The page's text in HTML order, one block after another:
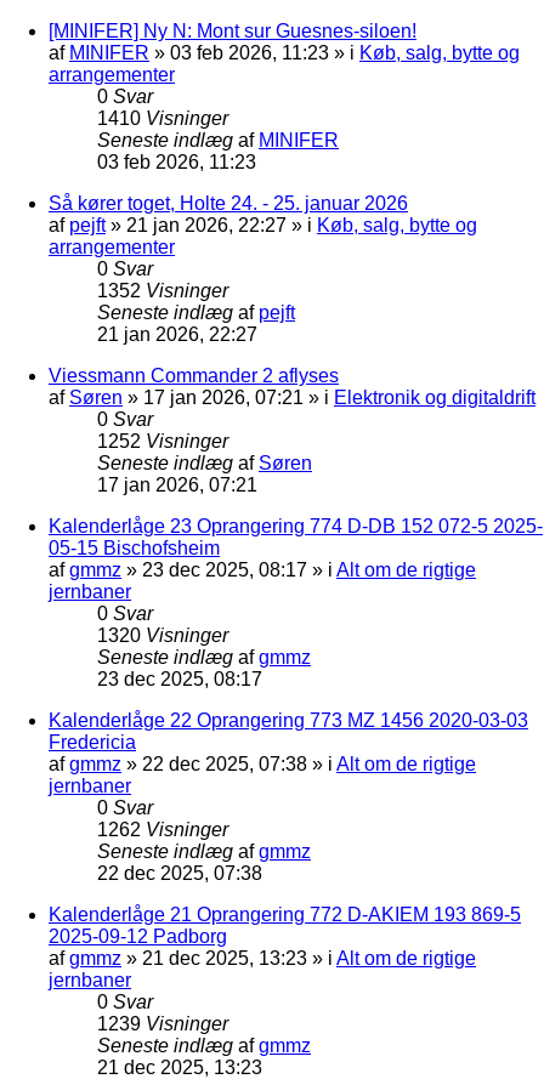
[MINIFER] Ny N: Mont sur Guesnes-siloen!
af MINIFER » 03 feb 2026, 11:23 » i Køb, salg, bytte og
arrangementer
0 Svar
1410 Visninger
Seneste indlæg af MINIFER
03 feb 2026, 11:23
Så kører toget, Holte 24. - 25. januar 2026
af pejft» 21 jan 2026, 22:27 » i Køb, salg, bytte og
arrangementer
0 Svar
1352 Visninger
Seneste indlæg af pejft
21 jan 2026, 22:27
Viessmann Commander 2 aflyses
af Søren » 17 jan 2026, 07:21 » i Elektronik og digitaldrift
0 Svar
1252 Visninger
Seneste indlæg af Søren
17 jan 2026, 07:21
Kalenderlåge 23 Oprangering 774 D-DB 152 072-5 2025-
05-15 Bischofsheim
afgmmz » 23 dec 2025, 08:17 » i Alt om de rigtige
jernbaner
0 Svar
1320 Visninger
Seneste indlæg afgmmz
23 dec 2025, 08:17
Kalenderlåge 22 Oprangering 773 MZ 1456 2020-03-03
Fredericia
afgmmz » 22 dec 2025, 07:38 » i Alt om de rigtige
jernbaner
0 Svar
1262 Visninger
Seneste indlæg afgmmz
22 dec 2025, 07:38
Kalenderlåge 21 Oprangering 772 D-AKIEM 193 869-5
2025-09-12 Padborg
afgmmz » 21 dec 2025, 13:23 » i Alt om de rigtige
jernbaner
0 Svar
1239 Visninger
Seneste indlæg afgmmz
21 dec 2025, 13:23